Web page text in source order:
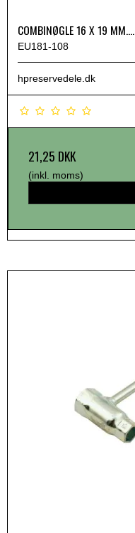
COMBINØGLE 16 X 19 MM....
EU181-108
hpreservedele.dk
21,25 DKK
(inkl. moms)